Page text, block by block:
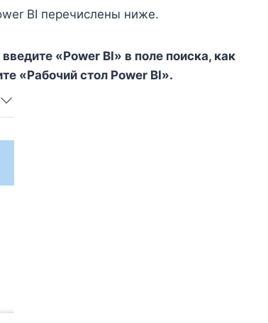
BI перечислены ниже.
«Power BI» в поле поиска, как
«Рабочий стол Power BI».